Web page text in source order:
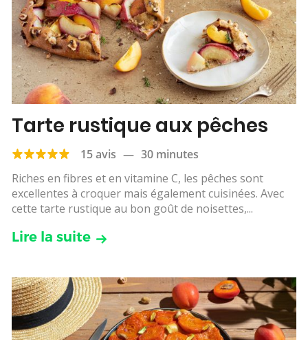
Tarte rustique aux pêches
15 avis — 30 minutes
Riches en fibres et en vitamine C, les pêches sont
excellentes à croquer mais également cuisinées. Avec
cette tarte rustique au bon goût de noisettes,...
Lire la suite